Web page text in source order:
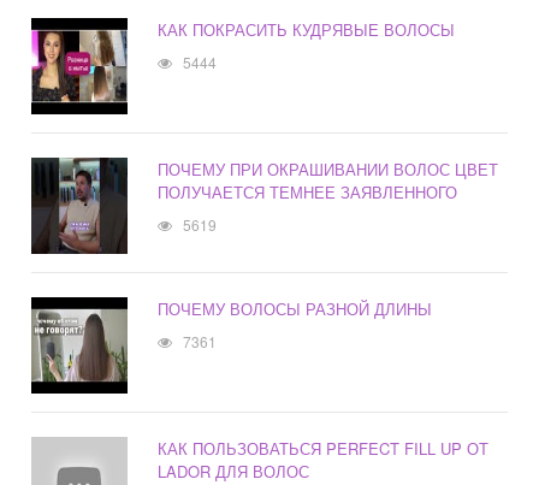
КАК ПОКРАСИТЬ КУДРЯВЫЕ ВОЛОСЫ
5444
ПОЧЕМУ ПРИ ОКРАШИВАНИИ ВОЛОС ЦВЕТ
ПОЛУЧАЕТСЯ ТЕМНЕЕ ЗАЯВЛЕННОГО
5619
ПОЧЕМУ ВОЛОСЫ РАЗНОЙ ДЛИНЫ
7361
КАК ПОЛЬЗОВАТЬСЯ PERFECT FILL UP ОТ
LADOR ДЛЯ ВОЛОС